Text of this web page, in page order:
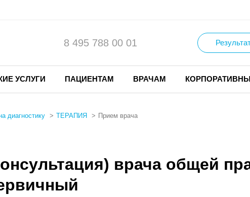
8 495 788 00 01
УСЛУГИ ПАЦИЕНТАМ ВРАЧАМ
диагностику ТЕРАПИЯ Прием врача
врача общей